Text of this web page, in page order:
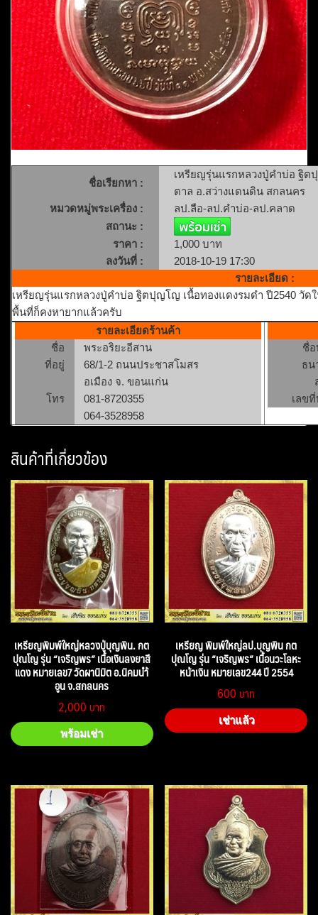
ชื่อเรียกหา :
เหรียญรุ่นแรกหลวงปู่คำบ่อ ฐิต
ตาล อ.สว่างแดนดิน สกลนคร
หมวดหมู่พระเครื่อง :
ลป.ลือ-ลป.คำบ่อ-ลป.คลาด
สถานะ :
ราคา :
1,000 บาท
ลงวันที่ :
2018-10-19 17:30
รายละเอียด :
เหรียญรุ่นแรกหลวงปู่คำบ่อ ฐิตปุญโญ เนื้อทองแดงรมดำ ปี2540 วั
พื้นที่ก็คงหายากแล้วครับ
รายละเอียดร้านค้า
ชื่อ
พระอริยะอีสาน
ที่อยู่
68/1-2 ถนนประชาสโมสร
อเมือง จ. ขอนแก่น
โทร
081-8720355
064-3528958
ชื่
ธน
เลข
สินค้าที่เกี่ยวข้อง
เหรียญพิมพ์ใหญ่หลวงปู่บุญพิน. กต
ปุณโญ รุ่น “เจริญพร” เนื้อเงินลงยาสี
แดง หมายเลข7 วัดผานิมิต อ.นิคมนำ้
อูน จ.สกลนคร
2,000
พร้อมเช่า
เหรียญ พิมพ์ใหญ่ลป.บุญพิน กต
ปุณโญ รุ่น “เจริญพร” เนื้อนวะโลหะ
หน้าเงิน หมายเลข244 ปี 2554
600
เช่าแล้ว